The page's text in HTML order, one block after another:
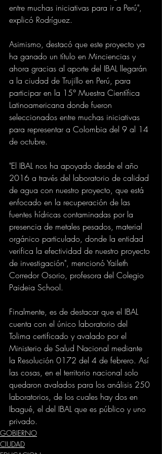
entre muchas iniciativas para ir a Perú",
explicó Rodríguez.
Asimismo, destacó que este proyecto ya
ha ganado un título en Minciencias y
ahora gracias al aporte del IBAL llegarán
a la ciudad de Trujillo en Perú, para
participar en la 15° Muestra Científica
Latinoamericana donde fueron
seleccionados entre muchas iniciativas
para representar a Colombia del 9 al 14
de octubre.
"El IBAL nos ha apoyado desde el año
2016 a través del laboratorio de calidad
de agua con nuestro proyecto, que está
enfocado en la recuperación de las
fuentes hídricas contaminadas por la
presencia de metales pesados, material
orgánico particulado, donde la entidad
verifica la efectividad de nuestro proyecto
de investigación", mencionó Yaileth
Corredor Osorio, profesora del Colegio
Paideia School.
Finalmente, es de destacar que el IBAL
cuenta con el único laboratorio del
Tolima certificado y avalado por el
Ministerio de Salud Nacional mediante
la Resolución 0172 del 4 de febrero. Así
las cosas, en el territorio nacional solo
quedaron avalados para los análisis 250
laboratorios, de los cuales hay dos en
Ibagué, el del IBAL que es público y uno
privado.
GOBIERNO
CIUDAD